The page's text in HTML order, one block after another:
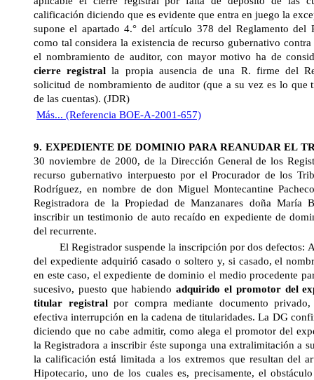
calificación diciendo que es evidente que entra en juego la
supone el apartado 4.° del artículo 378 del Reglamento del
como tal considera la existencia de recurso gubernativo
el nombramiento de auditor, con mayor motivo ha de
cierre registral la propia ausencia de una R. firme del
solicitud de nombramiento de auditor (que a su vez es lo que
de las cuentas). (JDR)
Más... (Referencia BOE-A-2001-657)
9. EXPEDIENTE DE DOMINIO PARA REANUDAR EL
30 noviembre de 2000, de la Dirección Generalde los
recurso gubernativo interpuesto por el Procurador de los
Rodríguez, en nombre de don Miguel Montecantine
Registradora de la Propiedad de Manzanares doña María
inscribir un testimonio de auto recaído en expediente de
del recurrente.
El Registrador suspende la inscripción por dos defectos:
del expediente adquirió casado o soltero y, si casado, el
en este caso, el expediente de dominio el medio procedente
sucesivo, puesto que habiendoadquirido el promotor del
titular registralpor compra mediante documento
efectiva interrupción en la cadena de titularidades. La DG
diciendo que no cabe admitir, como alega el promotor del
la Registradora a inscribir éste suponga una extralimitación a
la calificación está limitada a los extremos que resultan del
Hipotecario, uno de los cuales es, precisamente, el